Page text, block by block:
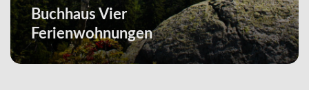
Buchhaus Vier
Ferienwohnungen